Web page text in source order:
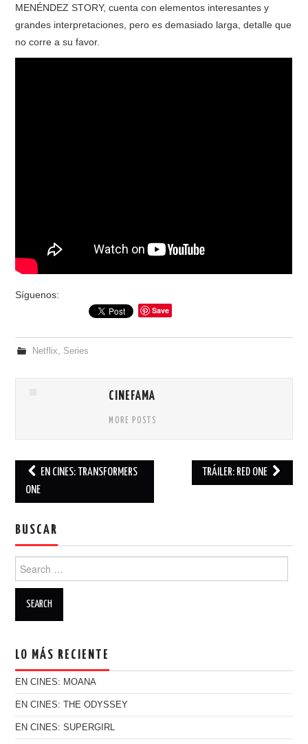
MENÉNDEZ STORY, cuenta con elementos interesantes y
grandes interpretaciones, pero es demasiado larga, detalle que
no corre a su favor.
Síguenos:
Save
Netflix Series
CINEFAMA
MORE POSTS
Post navigation
EN CINES: TRANSFORMERS
ONE
TRÁILER: RED ONE
BUSCAR
Search for:
LO MÁS RECIENTE
EN CINES: MOANA
EN CINES: THE ODYSSEY
EN CINES: SUPERGIRL